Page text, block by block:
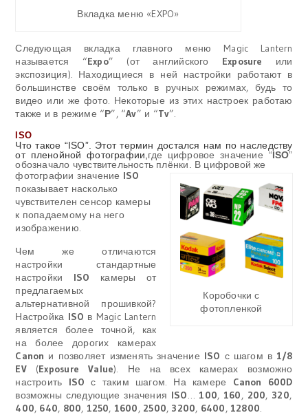
Вкладка меню «EXPO»
Следующая вкладка главного меню Magic Lantern
называется “Expo” (от английского Exposure или
экспозиция). Находищиеся в ней настройки работают в
большинстве своём только в ручных режимах, будь то
видео или же фото. Некоторые из этих настроек работаю
также и в режиме “Р”, “Av” и “Tv”.
ISO
Что такое “ISO”. Этот термин достался нам по наследству
от пленойной фотографии, где цифровое значение “ISO”
обозначало чувствительность плёнки. В цифровой же
Коробочки с
фотопленкой
фотографии значение ISO
показывает насколько
чувствителен сенсор камеры
к попадаемому на него
изображению.
Чем же отличаются
настройки стандартные
настройки ISO камеры от
предлагаемых
альтернативной прошивкой?
Настройка ISO в Magic Lantern
является более точной, как
на более дорогих камерах
Canon и позволяет изменять значение ISO с шагом в 1/8
EV(Exposure Value). Не на всех камерах возможно
настроить ISO с таким шагом. На камере Canon 600D
возможны следующие значения ISO… 100, 160, 200, 320,
400, 640, 800, 1250, 1600, 2500, 3200, 6400, 12800.